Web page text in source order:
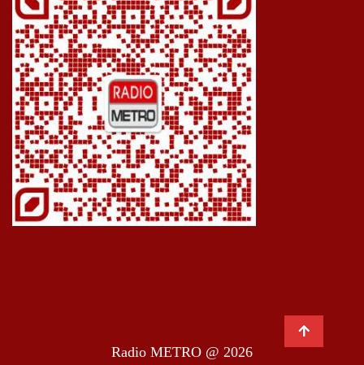
Radio METRO @ 2026